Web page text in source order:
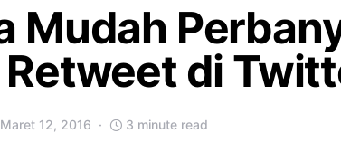
Mudah
di
Maret 12, 2016 3 minute read